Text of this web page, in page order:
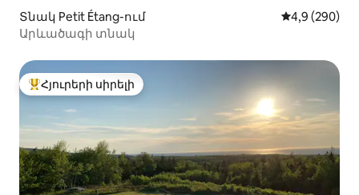
Տնակ Petit Étang-ում Միջին
4,9 (290)
Արևածագի տնակ
Հյուրերի սիրելի լավագույն տները
Հյուրերի սիրելի